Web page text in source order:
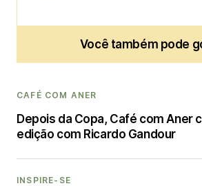
Você também pode
CAFÉ COM ANER
Depois da Copa, Café com Aner
edição com Ricardo Gandour
INSPIRE-SE